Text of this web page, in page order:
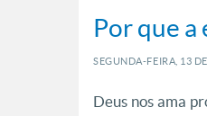
Por que
SEGUNDA-FEIRA, 13 DE
Deus nos ama